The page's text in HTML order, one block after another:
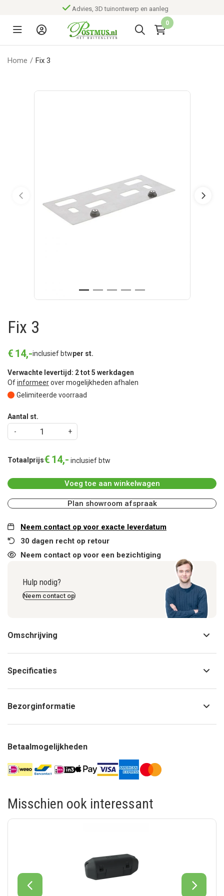
Advies, 3D tuinontwerp en aanleg
0
Home / Fix 3
Fix 3
€ 14,-inclusief btwper st.
Verwachte levertijd: 2 tot 5 werkdagen
Ofinformeerover mogelijkheden afhalen
Gelimiteerde voorraad
Aantal st.
Totaalprijs€ 14,- inclusief btw
Voeg toe aan winkelwagen
Plan showroom afspraak
Neem contact op voor exacte leverdatum
30 dagen recht op retour
Neem contact op voor een bezichtiging
Hulp nodig?
Neem contact op
Omschrijving
Specificaties
Bezorginformatie
Betaalmogelijkheden
Misschien ook interessant